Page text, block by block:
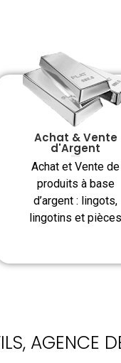
Achat & Vente
d'Argent
Achat et Vente de
produits à base
d’argent : lingots,
lingotins et pièces
AGENCE